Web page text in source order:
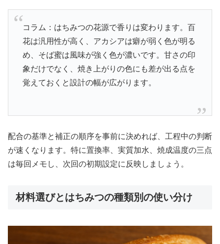
コラム：はちみつの花源で香りは変わります。百
花は汎用性が高く、アカシアは癖が弱く色が明る
め、そば蜜は風味が強く色が濃いです。甘さの印
象だけでなく、焼き上がりの色にも差が出る点を
覚えておくと設計の幅が広がります。
配合の基準と補正の順序を事前に決めれば、工程中の判断
が速くなります。特に置換率、実質加水、焼成温度の三点
は毎回メモし、次回の初期設定に反映しましょう。
材料選びとはちみつの種類別の使い分け